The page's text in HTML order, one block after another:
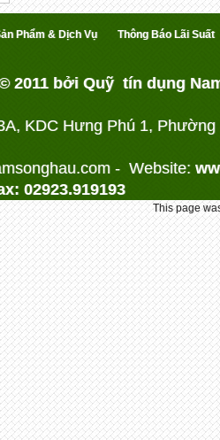
Phẩm & Dịch Vụ Thông Báo Lãi Suất
2011 bởi Quỹ tín dụng
KDC Hưng Phú 1,
ghau.com - Website:
02923.919193
This page